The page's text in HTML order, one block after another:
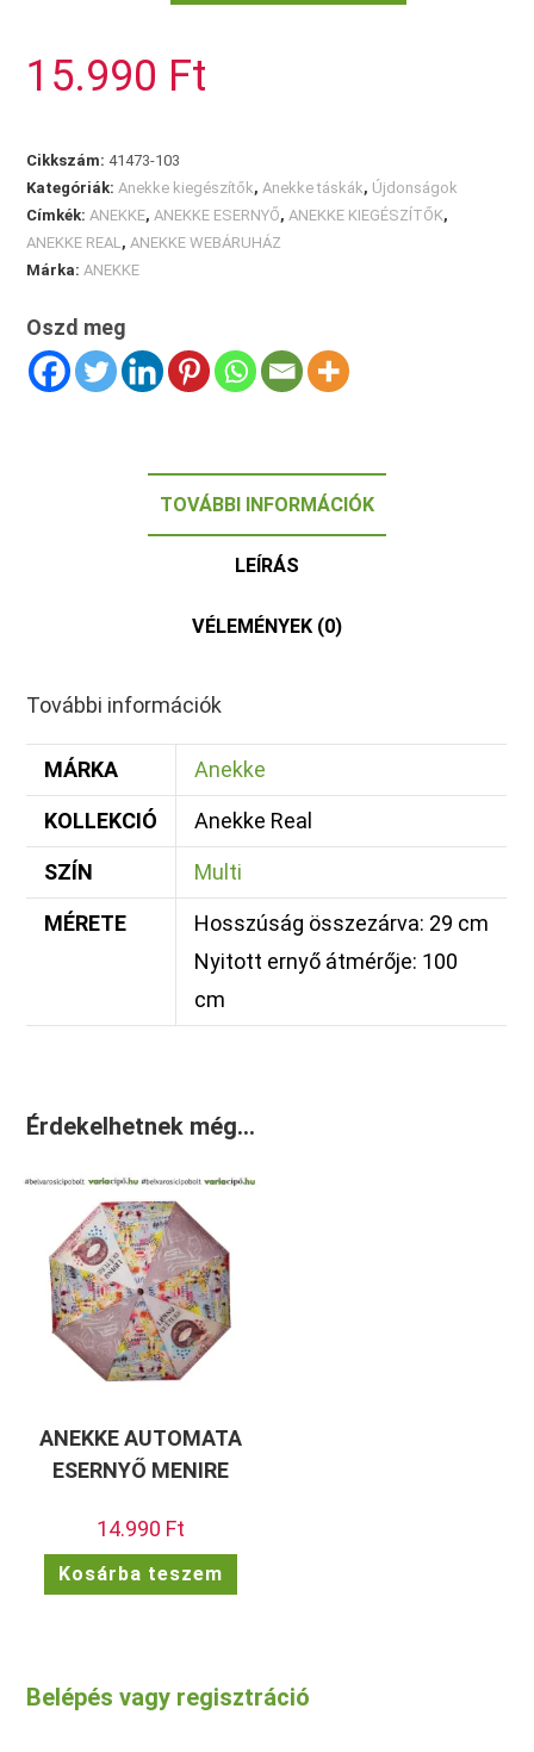
mennyiség
15.990 Ft
Cikkszám:41473-103
Kategóriák: Anekke kiegészítők, Anekke táskák, Újdonságok
Címkék: ANEKKE, ANEKKE ESERNYŐ, ANEKKE KIEGÉSZÍTŐK,
ANEKKE REAL , ANEKKE WEBÁRUHÁZ
Márka: ANEKKE
Oszd meg
TOVÁBBI INFORMÁCIÓK
LEÍRÁS
VÉLEMÉNYEK (0)
További információk
MÁRKA Anekke
KOLLEKCIÓ Anekke Real
SZÍN Multi
MÉRETE
Hosszúság összezárva: 29 cm
Nyitott ernyő átmérője: 100
cm
Érdekelhetnek még…
ANEKKE AUTOMATA
ESERNYŐ MENIRE
14.990 Ft
Kosárba teszem
Belépés vagy regisztráció